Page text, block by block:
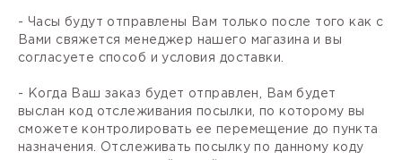
- Часы будут отправлены Вам только после того как с
Вами свяжется менеджер нашего магазина и вы
согласуете способ и условия доставки.
- Когда Ваш заказ будет отправлен, Вам будет
выслан код отслеживания посылки, по которому вы
сможете контролировать ее перемещение до пункта
назначения. Отслеживать посылку по данному коду